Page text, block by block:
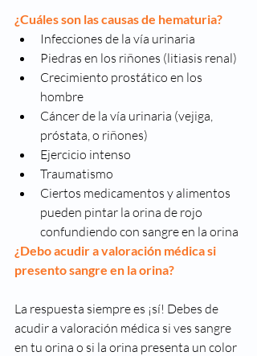
¿Cuáles son las causas de hematuria?
Infecciones de la vía urinaria
Piedras en los riñones (litiasis renal)
Crecimiento prostático en los
hombre
Cáncer de la vía urinaria (vejiga,
próstata, o riñones)
Ejercicio intenso
Traumatismo
Ciertos medicamentos y alimentos
pueden pintar la orina de rojo
confundiendo con sangre en la orina
¿Debo acudir a valoración médica si
presento sangre en la orina?
La respuesta siempre es ¡sí! Debes de
acudir a valoración médica si ves sangre
en tu orina o si la orina presenta un color